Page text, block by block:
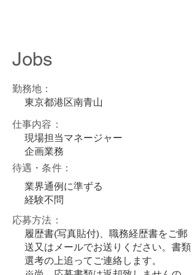
Jobs
勤務地：
東京都港区南青山
​仕事内容：
現場担当マネージャー
企画業務
待遇・条件：
業界通例に準ずる
経験不問
応募方法：
履歴書(写真貼付)、職務経歴書をご郵
送又はメールでお送りください。書類
選考の上追ってご連絡します。